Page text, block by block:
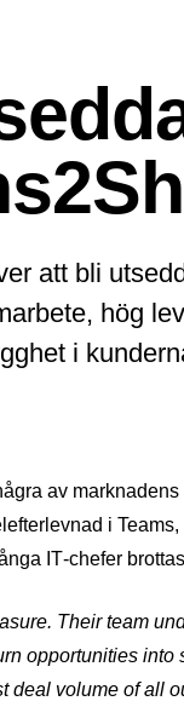
att bli
hög
i
av
i
IT‑chefer
Their team
opportunities into
deal volume of all